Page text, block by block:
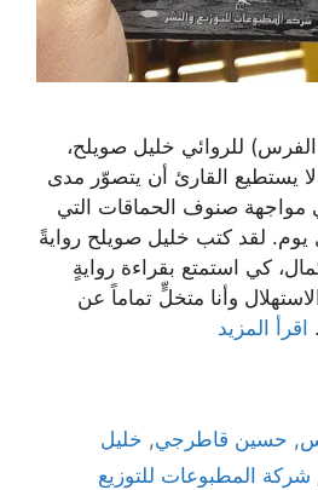
للروائي خليل صويلح،
يستطيع القارئ أن يتصوّر مدى
مواجهة صنوف الحماقات التي
يوم. لقد كتب خليل صويلح روايةً
كي استمتع بقراءة روايةٍ
وأنا متخلٍّ تماماً عن
اقرأ المزيد
, حسين قاطرجي, خليل
شركة المطبوعات للتوزيع